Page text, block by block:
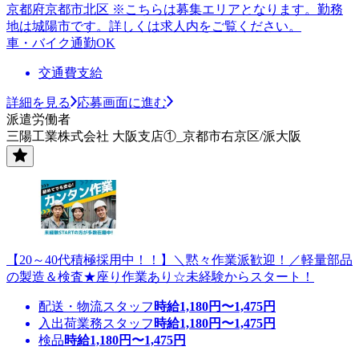
京都府京都市北区 ※こちらは募集エリアとなります。勤務
地は城陽市です。詳しくは求人内をご覧ください。
車・バイク通勤OK
交通費支給
詳細を見る
応募画面に進む
派遣労働者
三陽工業株式会社 大阪支店①_京都市右京区/派大阪
【20～40代積極採用中！！】＼黙々作業派歓迎！／軽量部品
の製造＆検査★座り作業あり☆未経験からスタート！
配送・物流スタッフ 時給1,180円〜1,475円
入出荷業務スタッフ 時給1,180円〜1,475円
検品時給1,180円〜1,475円